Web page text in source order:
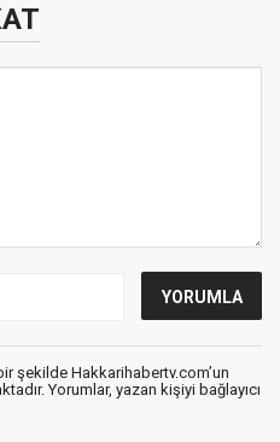
şekilde Hakkarihabertv.com’un
Yorumlar, yazan kişiyi bağlayıcı